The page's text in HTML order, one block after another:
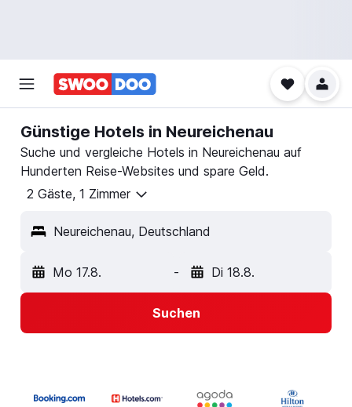
Günstige Hotels in Neureichenau
Suche und vergleiche Hotels in Neureichenau auf
Hunderten Reise-Websites und spare Geld.
2 Gäste, 1 Zimmer
Neureichenau, Deutschland
Mo 17.8. - Di 18.8.
Suchen